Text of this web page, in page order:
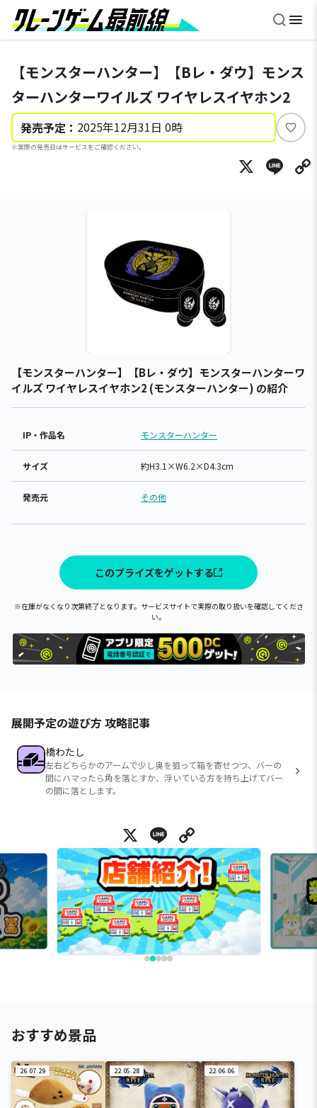
【モンスターハンター】【Bレ・ダウ】モンス
ターハンターワイルズ ワイヤレスイヤホン2
発売予定： 2025年12月31日 0時
※実際の発売日はサービスをご確認ください。
い
ね
X
【モンスターハンター】【Bレ・ダウ】モンスターハンターワ
イルズ ワイヤレスイヤホン2 (モンスターハンター) の紹介
IP・作品名 モンスターハンター
サイズ 約H3.1×W6.2×D4.3cm
発売元 その他
このプライズをゲットする
※在庫がなくなり次第終了となります。サービスサイトで実際の取り扱いを確認してくださ
い。
展開予定の遊び方 攻略記事
橋わたし
左右どちらかのアームで少し奥を狙って箱を寄せつつ、バーの
間にハマったら角を落とすか、浮いている方を持ち上げてバー
の間に落とします。
X Line
おすすめ景品
26.07.29 22.05.28 22.06.06